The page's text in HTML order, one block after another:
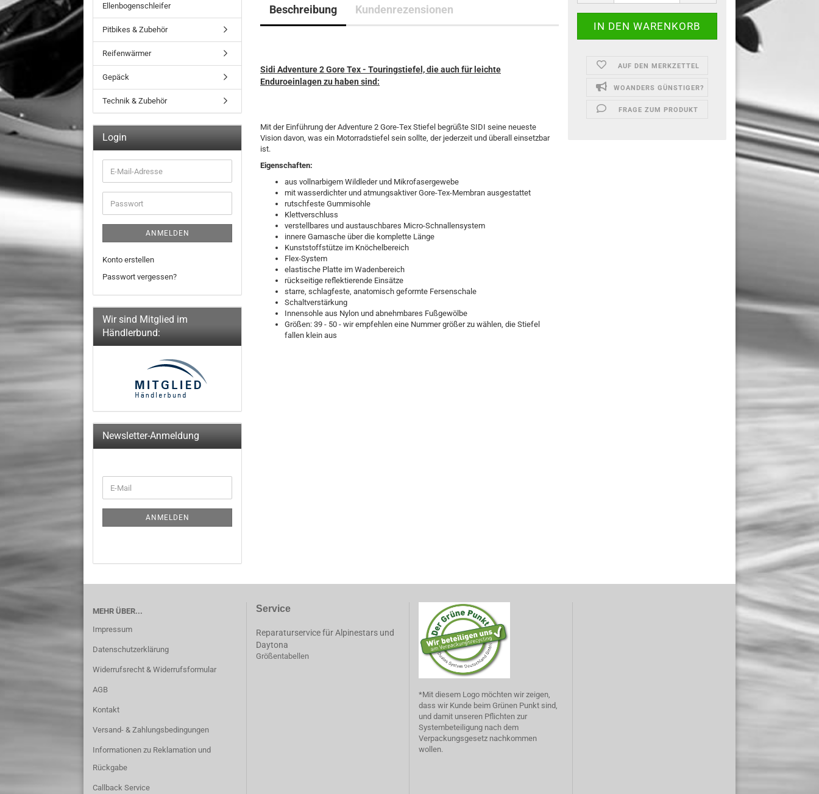
AUF DEN MERKZETTEL
WOANDERS GÜNSTIGER?
FRAGE ZUM PRODUKT
Beschreibung Kundenrezensionen
Sidi Adventure 2 Gore Tex - Touringstiefel, die auch für leichte
Enduroeinlagen zu haben sind:
Mit der Einführung der Adventure 2 Gore-Tex Stiefel begrüßte SIDI seine neueste
Vision davon, was ein Motorradstiefel sein sollte, der jederzeit und überall einsetzbar
ist.
Eigenschaften:
aus vollnarbigem Wildleder und Mikrofasergewebe
mit wasserdichter und atmungsaktiver Gore-Tex-Membran ausgestattet
rutschfeste Gummisohle
Klettverschluss
verstellbares und austauschbares Micro-Schnallensystem
innere Gamasche über die komplette Länge
Kunststoffstütze im Knöchelbereich
Flex-System
elastische Platte im Wadenbereich
rückseitige reflektierende Einsätze
starre, schlagfeste, anatomisch geformte Fersenschale
Schaltverstärkung
Innensohle aus Nylon und abnehmbares Fußgewölbe
Größen: 39 - 50 - wir empfehlen eine Nummer größer zu wählen, die Stiefel
fallen klein aus
Ellenbogenschleifer
Pitbikes & Zubehör
Reifenwärmer
Gepäck
Technik & Zubehör
Login
E-
Mail-
Adresse
Passwort
ANMELDEN
Konto erstellen
Passwort vergessen?
Wir sind Mitglied im
Händlerbund:
Newsletter-Anmeldung
ZUR
ANMELDUNG
E-
Mail
ANMELDEN
MEHR ÜBER...
Impressum
Datenschutzerklärung
Widerrufsrecht & Widerrufsformular
AGB
Kontakt
Versand- & Zahlungsbedingungen
Informationen zu Reklamation und
Rückgabe
Callback Service
Service
Reparaturservice für Alpinestars und
Daytona
Größentabellen
*Mit diesem Logo möchten wir zeigen,
dass wir Kunde beim Grünen Punkt sind,
und damit unseren Pflichten zur
Systembeteiligung nach dem
Verpackungsgesetz nachkommen
wollen.